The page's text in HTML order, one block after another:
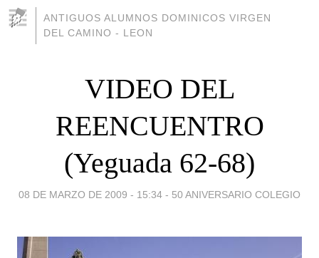
ANTIGUOS ALUMNOS DOMINICOS VIRGEN
DEL CAMINO - LEON
VIDEO DEL
REENCUENTRO
(Yeguada 62-68)
08 DE MARZO DE 2009 - 15:34 - 50 ANIVERSARIO COLEGIO